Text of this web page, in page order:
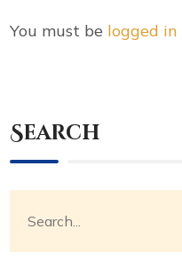
You must be logged in
Search